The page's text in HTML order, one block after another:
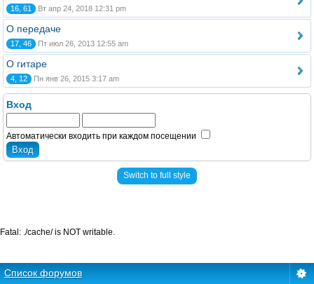
16, 61 Вт апр 24, 2018 12:31 pm
О передаче
17, 46 Пт июл 26, 2013 12:55 am
О гитаре
4, 12 Пн янв 26, 2015 3:17 am
Вход
Автоматически входить при каждом посещении
Switch to full style
Список форумов
Fatal: ./cache/ is NOT writable.